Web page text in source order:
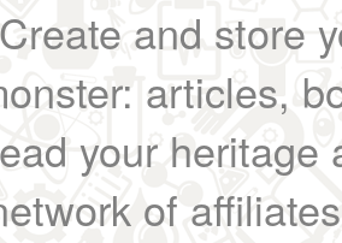
Create and store
articles,
your heritage
of